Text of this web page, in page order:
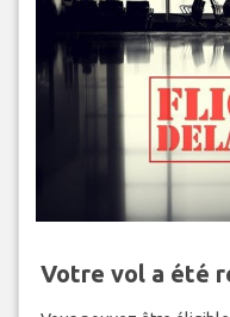
Votre vol a été